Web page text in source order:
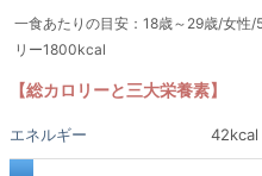
一食あたりの目安：18歳～29歳/女性
リー1800kcal
【総カロリーと三大栄養素】
エネルギー
42kcal